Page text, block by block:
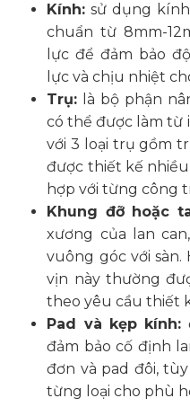
Kính: sử dụng
chuẩn từ 8mm-
lực để đảm bảo
lực và chịu nhiệt
Trụ: là bộ phận
có thể được làm từ
với 3 loại trụ gồm
được thiết kế
hợp với từng công
Khung đỡ hoặc
xương của lan
vuông góc với
vịn này thường
theo yêu cầu thiết
Pad và kẹp kính:
đảm bảo cố định
đơn và pad đôi,
từng loại cho phù